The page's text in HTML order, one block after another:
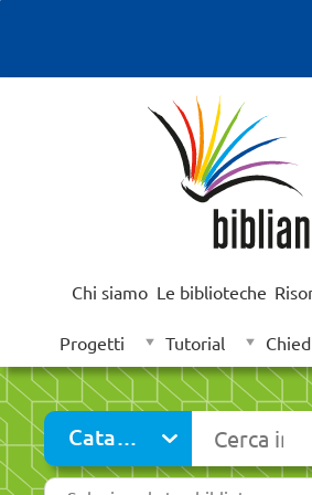
Chi siamo Le biblioteche
Progetti Tutorial
Catalogo
cambia
Cerca su
Seleziona